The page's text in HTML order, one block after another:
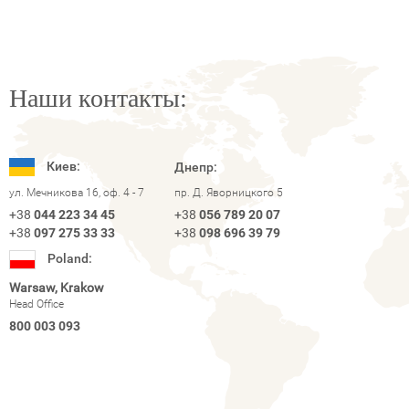
Наши контакты:
Киев:
ул. Мечникова 16, оф. 4 - 7
+38 044 223 34 45
+38 097 275 33 33
Днепр:
пр. Д. Яворницкого 5
+38 056 789 20 07
+38 098 696 39 79
Poland:
Warsaw, Krakow
Head Office
800 003 093